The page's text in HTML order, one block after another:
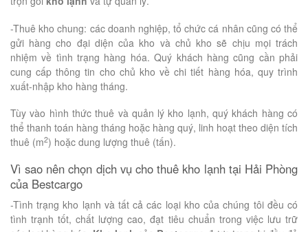
-Thuê kho chung: các doanh nghiệp, tổ chức cá nhân cũng có thể
gửi hàng cho đại diện của kho và chủ kho sẽ chịu mọi trách
nhiệm về tình trạng hàng hóa. Quý khách hàng cũng cần phải
cung cấp thông tin cho chủ kho về chi tiết hàng hóa, quy trình
xuất-nhập kho hàng tháng.
Tùy vào hình thức thuê và quản lý kho lạnh, quý khách hàng có
thể thanh toán hàng tháng hoặc hàng quý, linh hoạt theo diện tích
thuê (m2) hoặc dung lượng thuê (tấn).
Vì sao nên chọn dịch vụ cho thuê kho lạnh tại Hải Phòng
của Bestcargo
-Tình trạng kho lạnh và tất cả các loại kho của chúng tôi đều có
tình trạnh tốt, chất lượng cao, đạt tiêu chuẩn trong việc lưu trữ